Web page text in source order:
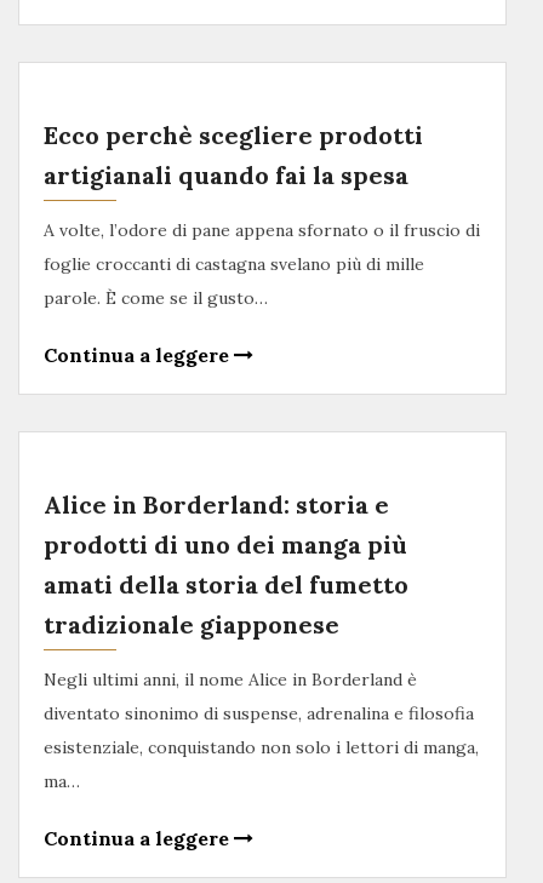
Ecco perchè scegliere prodotti
artigianali quando fai la spesa
A volte, l’odore di pane appena sfornato o il fruscio di
foglie croccanti di castagna svelano più di mille
parole. È come se il gusto…
Continua a leggere
Alice in Borderland: storia e
prodotti di uno dei manga più
amati della storia del fumetto
tradizionale giapponese
Negli ultimi anni, il nome Alice in Borderland è
diventato sinonimo di suspense, adrenalina e filosofia
esistenziale, conquistando non solo i lettori di manga,
ma…
Continua a leggere